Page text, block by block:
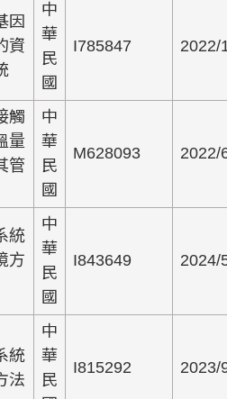
因
資
中
華
民
國
I785847 2022/
觸
量
管
中
華
民
國
M628093 2022/
統
方
中
華
民
國
I843649 2024/
統
法
中
華
民
I815292 2023/